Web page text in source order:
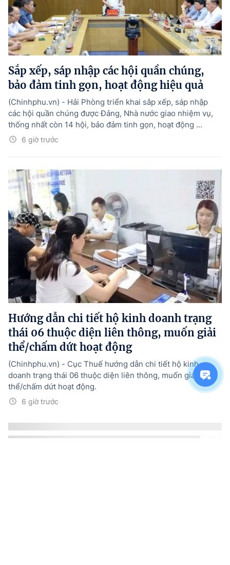
Sắp xếp, sáp nhập các hội quần chúng,
bảo đảm tinh gọn, hoạt động hiệu quả
6 giờ trước
(Chinhphu.vn) - Hải Phòng triển khai sắp xếp, sáp nhập
các hội quần chúng được Đảng, Nhà nước giao nhiệm vụ,
thống nhất còn 14 hội, bảo đảm tinh gọn, hoạt động ...
Hướng dẫn chi tiết hộ kinh doanh trạng
thái 06 thuộc diện liên thông, muốn giải
thể/chấm dứt hoạt động
6 giờ trước
(Chinhphu.vn) - Cục Thuế hướng dẫn chi tiết hộ kinh
doanh trạng thái 06 thuộc diện liên thông, muốn giải
thể/chấm dứt hoạt động.